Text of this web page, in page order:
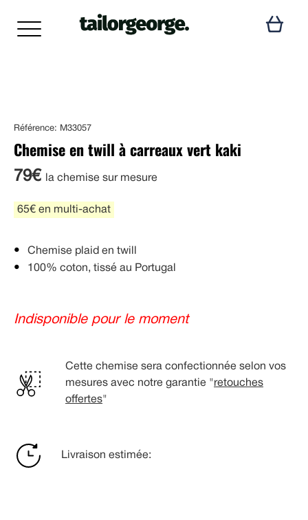
Référence: M33057
Chemise en twill à carreaux vert kaki
79€ la chemise sur mesure
65€ en multi-achat
Chemise plaid en twill
100% coton, tissé au Portugal
Indisponible pour le moment
Cette chemise sera confectionnée selon vos
mesures avec notre garantie " retouches
offertes"
Livraison estimée: